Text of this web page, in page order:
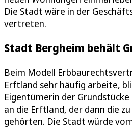
Die Stadt wäre in der
vertreten.
Stadt Bergheim behält
Beim Modell
Erftland sehr häufig arbeite,
Eigentümerin der
an die Erftland, der dann die
gehörten. Die Stadt würde